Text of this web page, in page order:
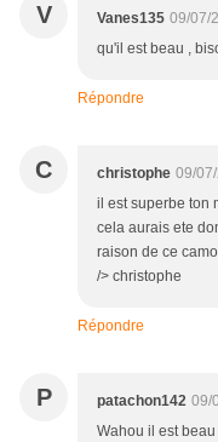
V Vanes135 09/07/
qu'il est beau ,
Répondre
C christophe 09/
il est superbe ton
cela aurais ete
raison de ce
/> christophe
Répondre
P patachon142 09/
Wahou il est